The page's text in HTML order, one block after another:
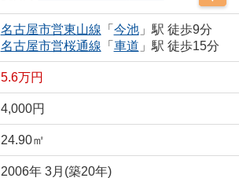
名古屋市営東山線 「 今池」駅 徒歩9分
名古屋市営桜通線 「 車道 」駅 徒歩15分
5.6万円
4,000円
24.90㎡
2006年 3月(築20年)